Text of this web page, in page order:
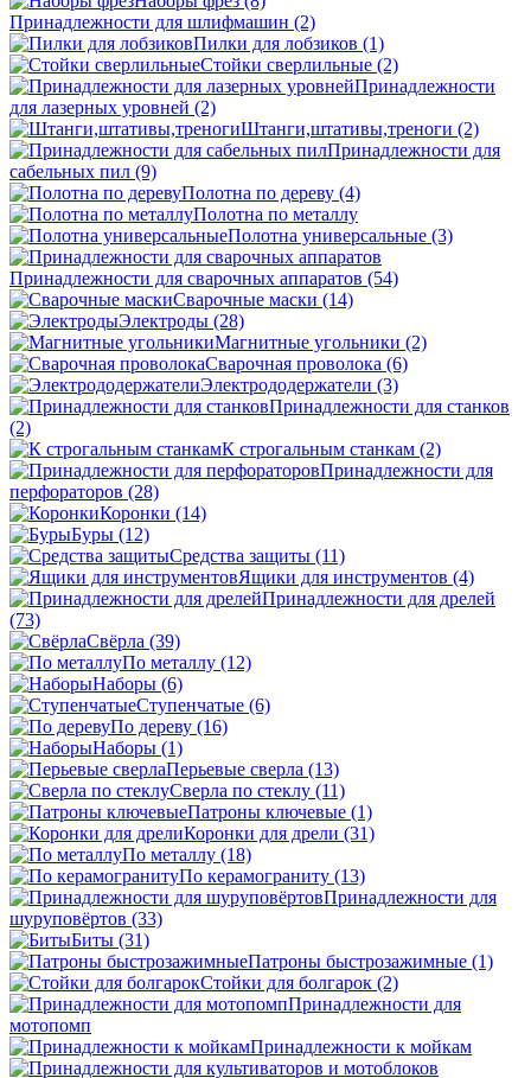
Принадлежности для шлифмашин (2)
Пилки для лобзиков (1)
Стойки сверлильные (2)
Принадлежности
для лазерных уровней (2)
Штанги,штативы,треноги (2)
Принадлежности для
сабельных пил (9)
Полотна по дереву (4)
Полотна по металлу
Полотна универсальные (3)
Принадлежности для сварочных аппаратов (54)
Сварочные маски (14)
Электроды (28)
Магнитные угольники (2)
Сварочная проволока (6)
Электрододержатели (3)
Принадлежности для станков
(2)
К строгальным станкам (2)
Принадлежности для
перфораторов (28)
Коронки (14)
Буры (12)
Средства защиты (11)
Ящики для инструментов (4)
Принадлежности для дрелей
(73)
Свёрла (39)
По металлу (12)
Наборы (6)
Ступенчатые (6)
По дереву (16)
Наборы (1)
Перьевые сверла (13)
Сверла по стеклу (11)
Патроны ключевые (1)
Коронки для дрели (31)
По металлу (18)
По керамограниту (13)
Принадлежности для
шуруповёртов (33)
Биты (31)
Патроны быстрозажимные (1)
Стойки для болгарок (2)
Принадлежности для
мотопомп
Принадлежности к мойкам